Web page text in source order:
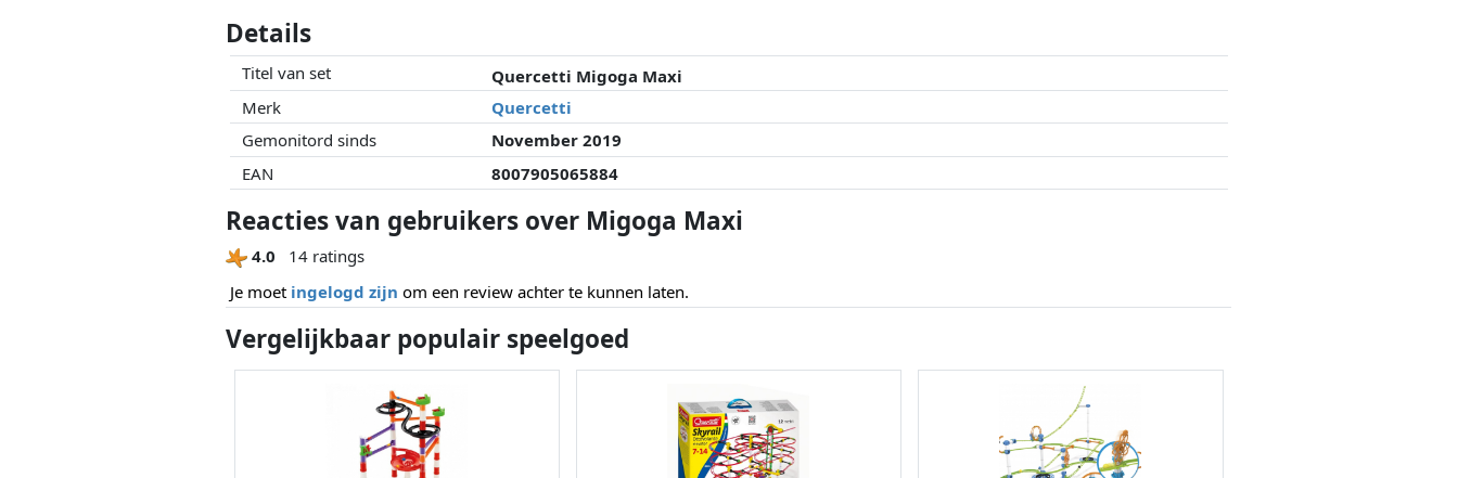
geen enkele invoed op. Alleen bij gelijke prijzen kunnen historische prestaties de volgorde beïnvloeden.
Details
Titel van set
Quercetti Migoga Maxi
Merk
Quercetti
Gemonitord sinds
November 2019
EAN
8007905065884
Reacties van gebruikers over Migoga Maxi
4.0
14 ratings
Je moet ingelogd zijn om een review achter te kunnen laten.
Vergelijkbaar populair speelgoed